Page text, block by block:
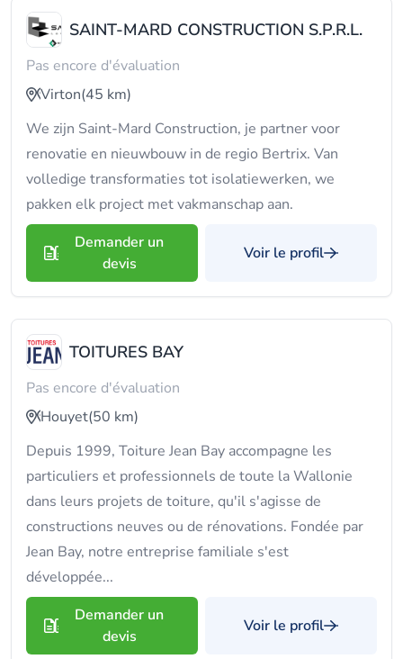
SAINT-MARD CONSTRUCTION S.P.R.L.
Pas encore d'évaluation
Virton(45 km)
We zijn Saint-Mard Construction, je partner voor
renovatie en nieuwbouw in de regio Bertrix. Van
volledige transformaties tot isolatiewerken, we
pakken elk project met vakmanschap aan.
Demander un
devis
Voir le profil
TOITURES BAY
Pas encore d'évaluation
Houyet(50 km)
Depuis 1999, Toiture Jean Bay accompagne les
particuliers et professionnels de toute la Wallonie
dans leurs projets de toiture, qu'il s'agisse de
constructions neuves ou de rénovations. Fondée par
Jean Bay, notre entreprise familiale s'est
développée...
Demander un
devis
Voir le profil